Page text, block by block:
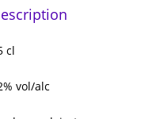
cl
vol/alc